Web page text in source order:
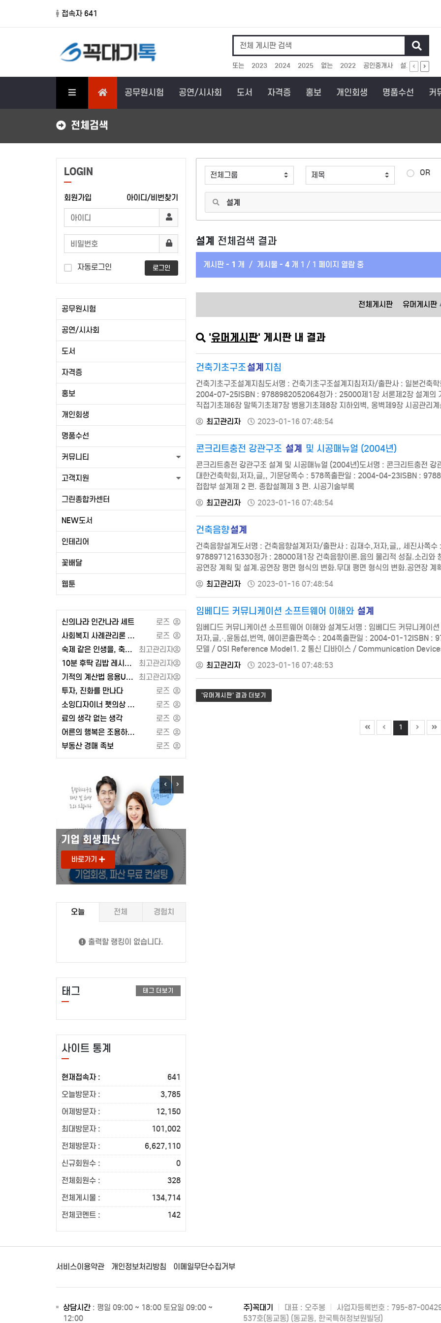
접속자 641
인기검색어
또는 2023 2024 2025 없는 2022 공인중개사 설계 아이에게
공무원시험 공연/시사회 도서 자격증 홍보 개인회생 명품수선 커
전체검색
LOGIN
회원가입 아이디/비번찾기
자동로그인 로그인
공무원시험
공연/시사회
도서
자격증
홍보
개인회생
명품수선
커뮤니티
고객지원
그린종합카센터
NEW도서
인테리어
꽃배달
웹툰
신의나라 인간나라 세트
로즈
사회복지 사례관리론 - 공동체
로즈
숙제 같은 인생을, 축제 같은 인생으로 또는 각자도생의 세계와 지정학
최고관리자
10분 후딱 김밥 레시피 100 또는 2024 켈리 지텔프 G-POINT 33: 문법편
최고관리자
기적의 계산법 응용UP 1학년 세트 또는 유대인의 상술
최고관리자
투자, 진화를 만나다
로즈
소잉디자이너 펫의상 강아지 옷 만들기 - 경춘사
로즈
료의 생각 없는 생각
로즈
어른의 행복은 조용하다 (페이지2북스)
로즈
부동산 경매 족보
로즈
기업 회생파산
바로가기
오늘 전체 경험치
출력할 랭킹이 없습니다.
태그 태그 더보기
사이트 통계
현재접속자 :
641
오늘방문자 :
3,785
어제방문자 :
12,150
최대방문자 :
101,002
전체방문자 :
6,627,110
신규회원수 :
0
전체회원수 :
328
전체게시물 :
134,714
전체코멘트 :
142
OR
설계 전체검색 결과
게시판 - 1 개 / 게시물 - 4 개 1 / 1 페이지 열람 중
전체게시판 유머게시판
'유머게시판' 게시판 내 결과
건축기초구조설계지침
건축기초구조설계지침도서명 : 건축기초구조설계지침저자/출판사 : 일본건축
2004-07-25ISBN : 9788982052064정가 : 25000제1장 서론제2장 설계의
직접기초제6장 말뚝기초제7장 병용기초제8장 지하외벽, 옹벽제9장 시공관리계
최고관리자
2023-01-16 07:48:54
콘크리트충전 강관구조 설계 및 시공매뉴얼 (2004년)
콘크리트충전 강관구조 설계 및 시공매뉴얼 (2004년)도서명 : 콘크리트충전
대한건축학회,저자,글,, 기문당쪽수 : 578쪽출판일 : 2004-04-23ISBN :
접합부 설계제 2 편. 종합설꼐제 3 편. 시공기술부록
최고관리자
2023-01-16 07:48:54
건축음향설계
건축음향설계도서명 : 건축음향설계저자/출판사 : 김재수,저자,글,, 세진사쪽
9788971216330정가 : 28000제1장 건축음향이론.음의 물리적 성질.소리와
공연장 계획 및 설계.공연장 평면 형식의 변화.무대 평면 형식의 변화.공연장
건축음향 성능의 평가 요소.건축음향 평가지수.홀의 청감적 인상.건축음향 성능
프로세스.홀형의 설계.잔향 설…
최고관리자 2023-01-16 07:48:54
임베디드 커뮤니케이션 소프트웨어 이해와 설계
임베디드 커뮤니케이션 소프트웨어 이해와 설계도서명 : 임베디드 커뮤니케이
저자,글,·,윤동섭,번역, 에이콘출판쪽수 : 204쪽출판일 : 2004-01-12ISBN
모델 / OSI Reference Model1. 2 통신 디바이스 / Communication
Software Components1. 4 디자인할때 고려사항 -서론 / De…
최고관리자 2023-01-16 07:48:53
'유머게시판' 결과 더보기
1
서비스이용약관 개인정보처리방침 이메일무단수집거부
상담시간: 평일 09:00 ~ 18:00 토요일 09:00 ~
12:00
주)꼭대기 대표 : 오주봉 사업자등록번호 : 795-87-
537호(동교동) (동교동, 한국특허정보원빌딩)